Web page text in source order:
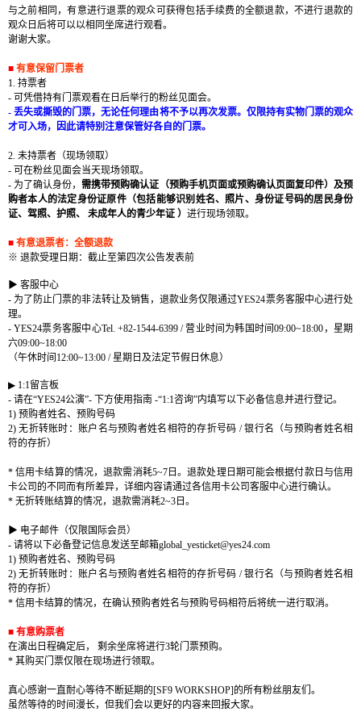
与之前相同，有意进行退票的观众可 获得包括手续费的全额退款，不进行退款的
观众 日后将可 以以相同坐席进行观看。
谢谢大家。
■ 有意保留 门票者
1. 持票者
- 可凭借持有门 票观看在日后举行的粉丝见面会。
-丢失或撕毁的 门票，无论任何理由将不予以再次发票。 仅限持有实物门票的观众
才可入场，因此请特别注意保管好各自的 门票。
2. 未持票者（现场领取）
- 可在粉丝见面会当天现场领取。
- 为 了确认身份，需携带预购确认证 （预购手机页面或预购确认页面复印件）及预
购者本人的法定身份证原件（包括能够识别 姓名、照片、身份证号码的居民身份
证、 驾照、 护照、 未成年人的青少年证 ） 进行现场领取。
■ 有意退票者：全额退款
※ 退款受理日期：截止至第四次公告发表前
▶ 客服中心
- 为了防止门票的非法转让及销售，退款业务仅限通过YES24票务客服中心进行处
理。
- YES24票务客服中心Tel. +82-1544-6399 / 营业时间为韩国时间09:00~18:00 ，星期
六09:00~18:00
（午休时间 12:00~13:00 /星期日及法定节假日休息）
▶ 1:1留言板
- 请在“YES24公演”- 下方使用指南 -“1:1咨询”内填写以下必备信息并进行登记。
1) 预购者姓名、 预购号码
2)无折转账时 ： 账户名与预购者姓名相符的存折号码 /银行名（与预购者姓名相
符的存折）
*信用卡结算的情况，退款需消耗5~7日。退款处理日期可能会根据付款日 与信用
卡公司的不同而有所差异， 详细内容请通过各信用卡公司客服中心进行确认。
* 无折转账结算的情况，退款需消耗2~3 日。
▶ 电子邮件（仅限国际会员）
- 请将以下必备登记信息发送至邮箱global_yesticket@yes24.com
1) 预购者姓名、 预购号码
2)无折转账时 ： 账户名与预购者姓名相符的存折号码 /银行名（与预购者姓名相
符的存折）
* 信用卡结算的情况，在确认预购者姓名与预购号码相符后将统一进行取消。
■ 有意购票者
在演出日程确定后， 剩余坐席将进行3轮门 票预购。
* 其购买门票仅限在现场进行领取。
真心感谢一直耐心等待不断延期的[SF9 WORKSHOP]的所有粉丝朋友们。
虽然等待的时间漫长，但我们会以更好的内容来回报大家。